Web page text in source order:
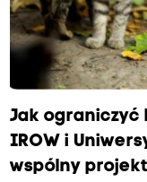
Jak ograniczyć
IROW i
wspólny projekt